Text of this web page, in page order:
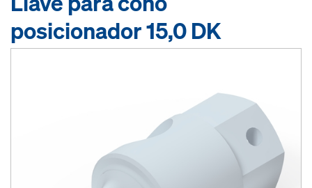
posicionador 15,0 DK